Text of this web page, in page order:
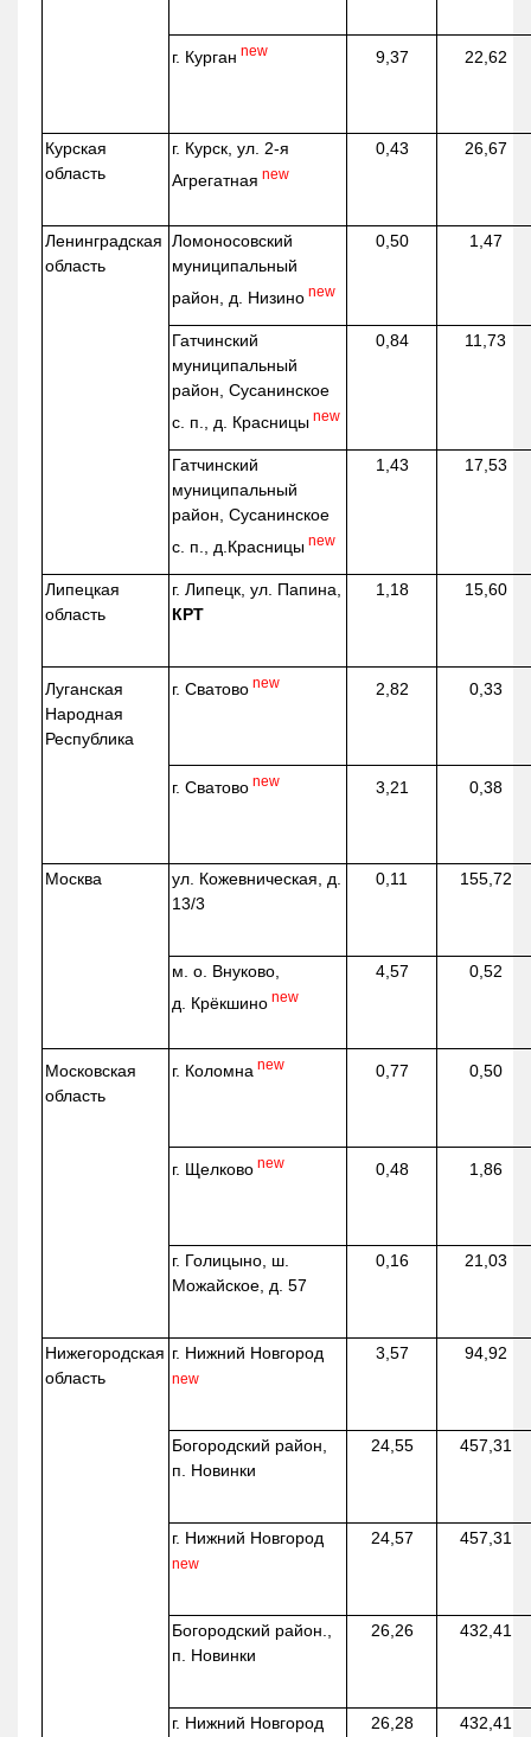
г. Курган new 9,37 22,62
Курская
область
г. Курск, ул. 2-я
Агрегатная new
0,43 26,67
Ленинградская
область
Ломоносовский
муниципальный
район, д. Низино new
0,50 1,47
Гатчинский
муниципальный
район, Сусанинское
с. п., д. Красницы new
0,84 11,73
Гатчинский
муниципальный
район, Сусанинское
с. п., д.Красницы new
1,43 17,53
Липецкая
область
г. Липецк, ул. Папина,
КРТ
1,18 15,60
Луганская
Народная
Республика
г. Сватово new 2,82 0,33
г. Сватово new 3,21 0,38
Москва ул. Кожевническая, д.
13/3
0,11 155,72
м. о. Внуково,
д. Крёкшино new
4,57 0,52
Московская
область
г. Коломна new 0,77 0,50
г. Щелково new 0,48 1,86
г. Голицыно, ш.
Можайское, д. 57
0,16 21,03
Нижегородская
область
г. Нижний Новгород
new
3,57 94,92
Богородский район,
п. Новинки
24,55 457,31
г. Нижний Новгород
new
24,57 457,31
Богородский район.,
п. Новинки
26,26 432,41
г. Нижний Новгород 26,28 432,41